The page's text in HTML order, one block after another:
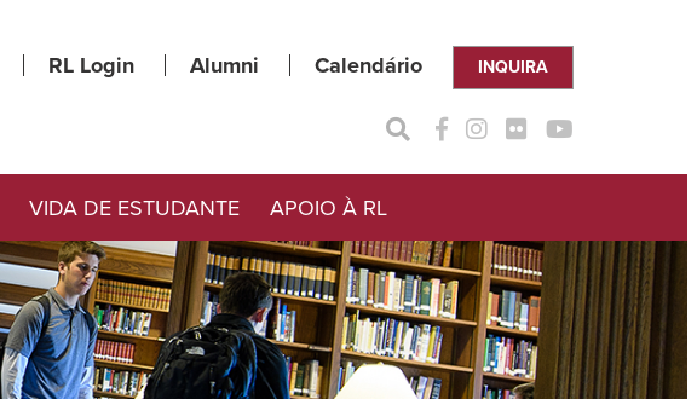
RL Login Alumni Calendário INQUIRA
VIDA DE ESTUDANTE APOIO À RL